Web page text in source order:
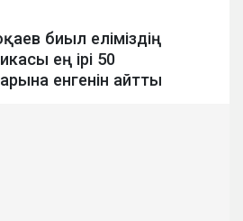
биыл еліміздің
ең ірі 50
енгенін айтты